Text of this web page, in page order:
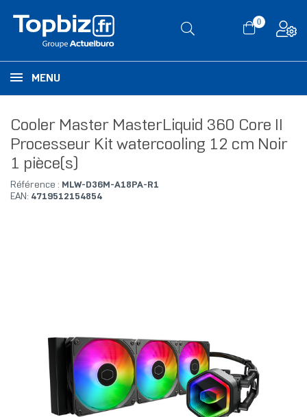
0
MENU
Cooler Master MasterLiquid 360 Core II
Processeur Kit watercooling 12 cm Noir
1 pièce(s)
Référence : MLW-D36M-A18PA-R1
EAN: 4719512154854